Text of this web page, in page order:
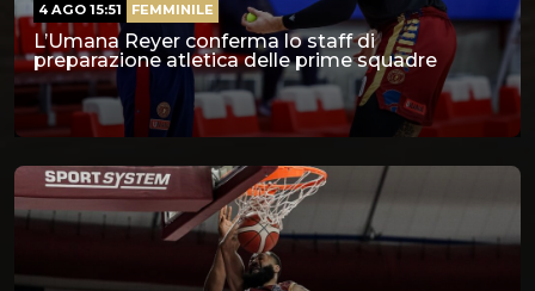
L’Umana Reyer conferma lo staff di
preparazione atletica delle prime squadre
4 AGO 15:51 FEMMINILE